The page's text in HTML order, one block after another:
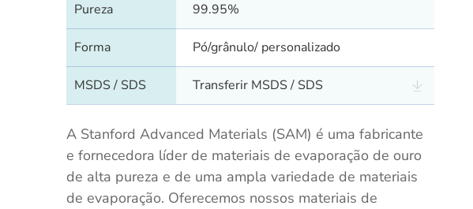
Pureza 99.95%
Forma Pó/grânulo/ personalizado
MSDS / SDS Transferir MSDS / SDS
A Stanford Advanced Materials (SAM) é uma fabricante
e fornecedora líder de materiais de evaporação de ouro
de alta pureza e de uma ampla variedade de materiais
de evaporação. Oferecemos nossos materiais de